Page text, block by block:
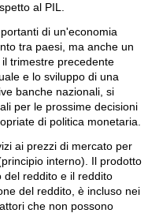
al PIL.
di un'economia
tra paesi, ma anche un
trimestre precedente
e lo sviluppo di una
banche nazionali, si
per le prossime decisioni
di politica monetaria.
ai prezzi di mercato per
interno). Il prodotto
del reddito e il reddito
del reddito, è incluso nei
che non possono